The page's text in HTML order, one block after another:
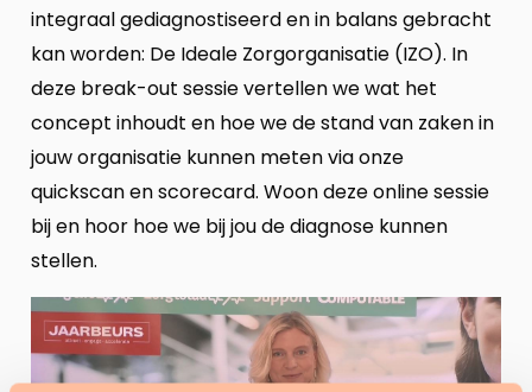
integraal gediagnostiseerd en in balans gebracht
kan worden: De Ideale Zorgorganisatie (IZO). In
deze break-out sessie vertellen we wat het
concept inhoudt en hoe we de stand van zaken in
jouw organisatie kunnen meten via onze
quickscan en scorecard. Woon deze online sessie
bij en hoor hoe we bij jou de diagnose kunnen
stellen.